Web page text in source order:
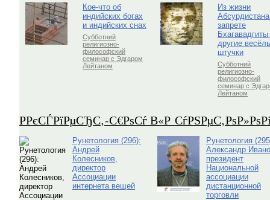
Кое-что об
индийских богах
и индийских снах
Субботний
религиозно-
философский
семинар с Эдгаром
Лейтаном
Из жизни
запрете
Бхагавадгиты
другие
штучки
Субботний
религиозно-
философский
семинар с
Лейтаном
Р­РєСЃРїРµСЂС‚-С€РѕСѓ В«Р
Рунетология (296):
Андрей
Колесников,
директор
Ассоциации
интернета вещей
Рунетология
Александр
президент
Национальной
ассоциации
дистанционной
торговли